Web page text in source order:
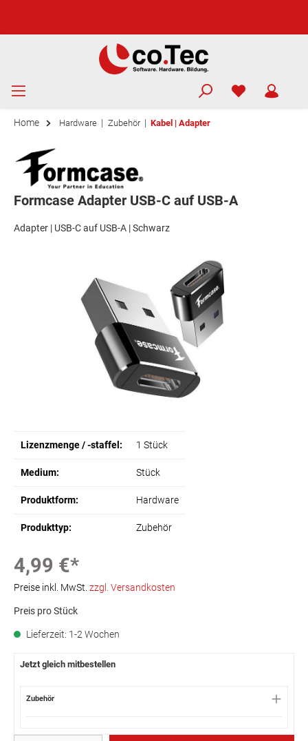
Home Hardware | Zubehör | Kabel | Adapter
Formcase Adapter USB-C auf USB-A
Adapter | USB-C auf USB-A | Schwarz
Lizenzmenge / -staffel: 1 Stück
Medium: Stück
Produktform: Hardware
Produkttyp: Zubehör
4,99 €*
Preise inkl. MwSt. zzgl. Versandkosten
Preis pro Stück
Lieferzeit: 1-2 Wochen
Jetzt gleich mitbestellen
Zubehör